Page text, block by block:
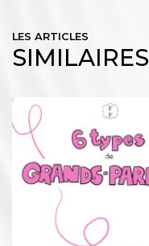
LES ARTICLES
SIMILAIRES